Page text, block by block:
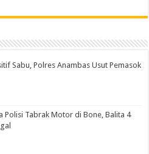
Sabu, Polres Anambas Usut Pemasok
Polisi Tabrak Motor di Bone, Balita 4